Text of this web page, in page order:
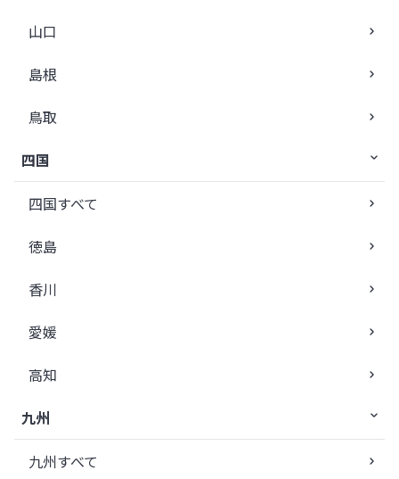
山口
島根
鳥取
四国
四国すべて
徳島
香川
愛媛
高知
九州
九州すべて